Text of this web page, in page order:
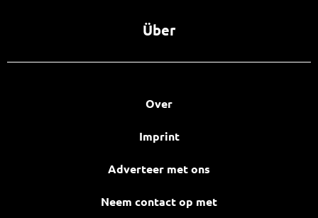
Über
Over
Imprint
Adverteer met ons
Neem contact op met